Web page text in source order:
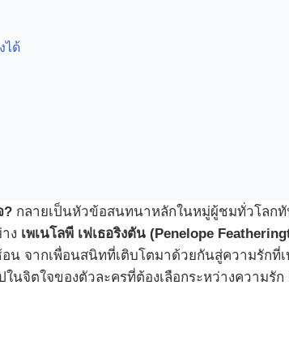
ได้
? กลายเป็นหัวข้อสนทนาหลักในหมู่ผู้ชมทั่วโลก
ง เพเนโลพี เฟเธอริงตัน (Penelope
จากเพื่อนสนิทที่เติบโตมาด้วยกันสู่ความรัก
ในจิตใจของตัวละครที่ต้องเลือกระหว่างความ